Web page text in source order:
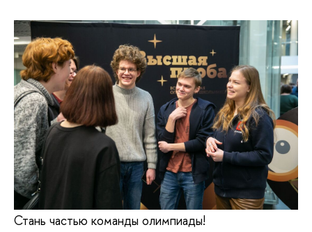
Стань частью команды олимпиады!